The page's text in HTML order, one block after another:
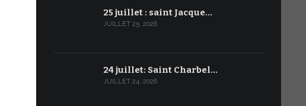
25 juillet : saint Jacque…
JUILLET 25, 2026
24 juillet: Saint Charbel…
JUILLET 24, 2026